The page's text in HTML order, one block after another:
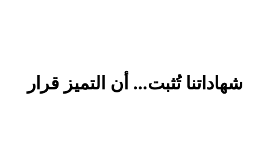
شهاداتنا تُثبت... أن التميز قرار